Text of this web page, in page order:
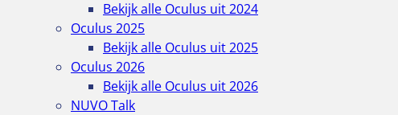
Bekijk alle Oculus uit 2024
Oculus 2025
Bekijk alle Oculus uit 2025
Oculus 2026
Bekijk alle Oculus uit 2026
NUVO Talk